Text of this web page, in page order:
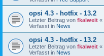
opsi 4.3 - hotfix - 13.2
Letzter Beitrag von fkalweit «
Verfasst in News
opsi 4.3 - hotfix - 13.2
Letzter Beitrag von fkalweit «
Verfasst in News